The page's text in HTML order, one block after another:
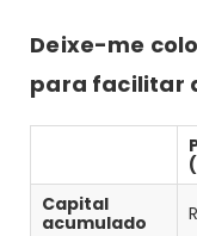
Deixe-me
para facilitar
Capital
acumulado